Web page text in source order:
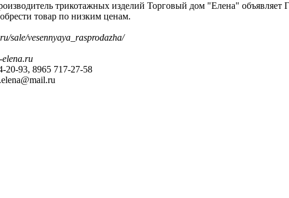
трикотажных изделий Торговый дом "Елена"
товар по низким ценам.
sale/vesennyaya_rasprodazha/
20-93, 8965 717-27-58